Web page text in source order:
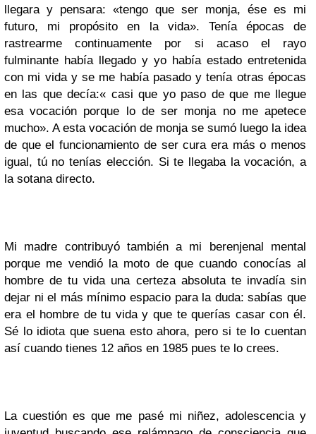
llegara y pensara: «tengo que ser monja, ése es mi
futuro, mi propósito en la vida». Tenía épocas de
rastrearme continuamente por si acaso el rayo
fulminante había llegado y yo había estado entretenida
con mi vida y se me había pasado y tenía otras épocas
en las que decía:« casi que yo paso de que me llegue
esa vocación porque lo de ser monja no me apetece
mucho». A esta vocación de monja se sumó luego la idea
de que el funcionamiento de ser cura era más o menos
igual, tú no tenías elección. Si te llegaba la vocación, a
la sotana directo.
Mi madre contribuyó también a mi berenjenal mental
porque me vendió la moto de que cuando conocías al
hombre de tu vida una certeza absoluta te invadía sin
dejar ni el más mínimo espacio para la duda: sabías que
era el hombre de tu vida y que te querías casar con él.
Sé lo idiota que suena esto ahora, pero si te lo cuentan
así cuando tienes 12 años en 1985 pues te lo crees.
La cuestión es que me pasé mi niñez, adolescencia y